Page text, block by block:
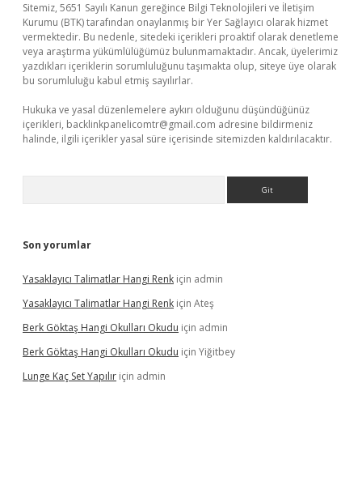
Sitemiz, 5651 Sayılı Kanun gereğince Bilgi Teknolojileri ve İletişim
Kurumu (BTK) tarafından onaylanmış bir Yer Sağlayıcı olarak hizmet
vermektedir. Bu nedenle, sitedeki içerikleri proaktif olarak denetleme
veya araştırma yükümlülüğümüz bulunmamaktadır. Ancak, üyelerimiz
yazdıkları içeriklerin sorumluluğunu taşımakta olup, siteye üye olarak
bu sorumluluğu kabul etmiş sayılırlar.
Hukuka ve yasal düzenlemelere aykırı olduğunu düşündüğünüz
içerikleri, backlinkpanelicomtr@gmail.com adresine bildirmeniz
halinde, ilgili içerikler yasal süre içerisinde sitemizden kaldırılacaktır.
Son yorumlar
Yasaklayıcı Talimatlar Hangi Renk için admin
Yasaklayıcı Talimatlar Hangi Renk için Ateş
Berk Göktaş Hangi Okulları Okudu için admin
Berk Göktaş Hangi Okulları Okudu için Yiğitbey
Lunge Kaç Set Yapılır için admin